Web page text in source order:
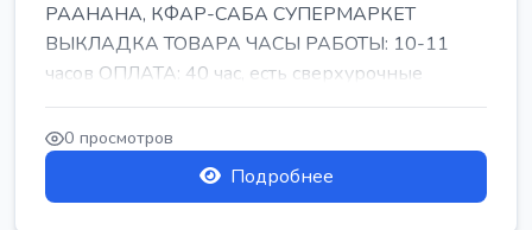
РААНАНА, КФАР-САБА СУПЕРМАРКЕТ
ВЫКЛАДКА ТОВАРА ЧАСЫ РАБОТЫ: 10-11
часов ОПЛАТА: 40 час, есть сверхурочные
ПИТАНИЕ ЕСТЬ Для синих б...
0 просмотров
Подробнее